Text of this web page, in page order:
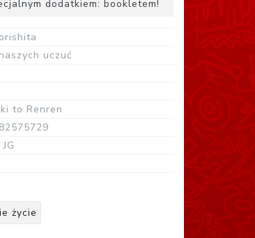
dodatkiem: bookletem!
uczuć
to Renren
życie